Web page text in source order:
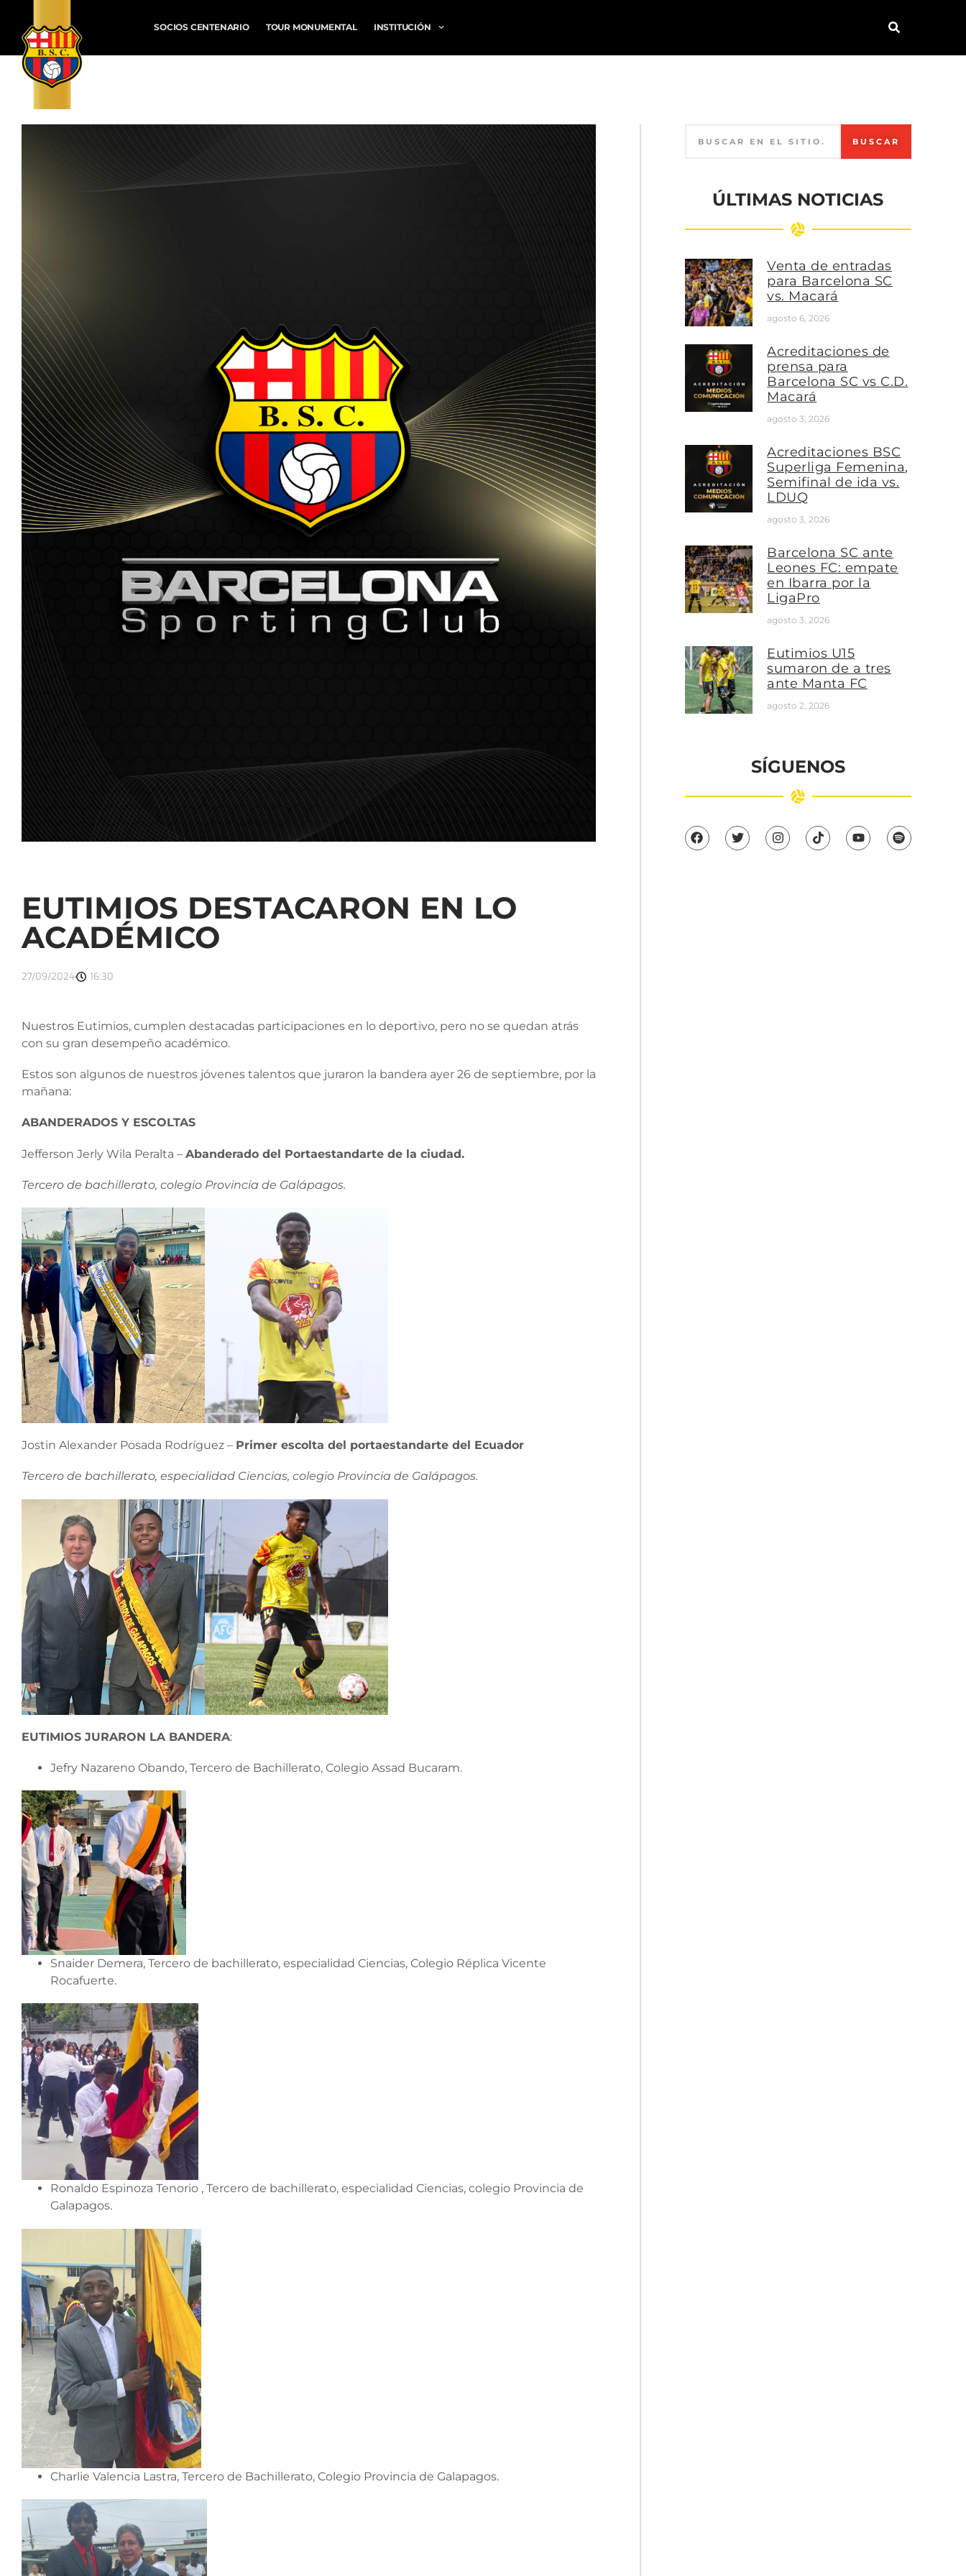
SOCIOS CENTENARIO TOUR MONUMENTAL INSTITUCIÓN
EUTIMIOS DESTACARON EN LO
ACADÉMICO
27/09/2024 16:30
Nuestros Eutimios, cumplen destacadas participaciones en lo deportivo, pero no se quedan atrás
con su gran desempeño académico.
Estos son algunos de nuestros jóvenes talentos que juraron la bandera ayer 26 de septiembre, por la
mañana:
ABANDERADOS Y ESCOLTAS
Jefferson Jerly Wila Peralta – Abanderado del Portaestandarte de la ciudad.
Tercero de bachillerato, colegio Provincia de Galápagos.
Jostin Alexander Posada Rodríguez – Primer escolta del portaestandarte del Ecuador
Tercero de bachillerato, especialidad Ciencias, colegio Provincia de Galápagos.
EUTIMIOS JURARON LA BANDERA:
Jefry Nazareno Obando, Tercero de Bachillerato, Colegio Assad Bucaram.
Snaider Demera, Tercero de bachillerato, especialidad Ciencias, Colegio Réplica Vicente
Rocafuerte.
Ronaldo Espinoza Tenorio , Tercero de bachillerato, especialidad Ciencias, colegio Provincia de
Galapagos.
Charlie Valencia Lastra, Tercero de Bachillerato, Colegio Provincia de Galapagos.
BUSCAR
ÚLTIMAS NOTICIAS
Venta de entradas
para Barcelona SC
vs. Macará
agosto 6, 2026
Acreditaciones de
prensa para
Barcelona SC vs C.D.
Macará
agosto 3, 2026
Acreditaciones BSC
Superliga Femenina,
Semifinal de ida vs.
LDUQ
agosto 3, 2026
Barcelona SC ante
Leones FC: empate
en Ibarra por la
LigaPro
agosto 3, 2026
Eutimios U15
sumaron de a tres
ante Manta FC
agosto 2, 2026
SÍGUENOS